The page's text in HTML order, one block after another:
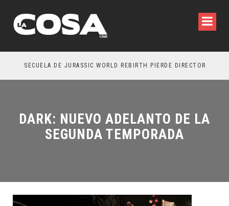
SECUELA DE JURASSIC WORLD REBIRTH PIERDE DIRECTOR
DARK: NUEVO ADELANTO DE LA
SEGUNDA TEMPORADA